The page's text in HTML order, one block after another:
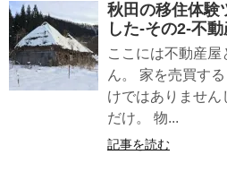
秋田の移住体験
した-その2-不動
ここには不動産
ん。 家を売買す
けではありませ
だけ。 物...
記事を読む